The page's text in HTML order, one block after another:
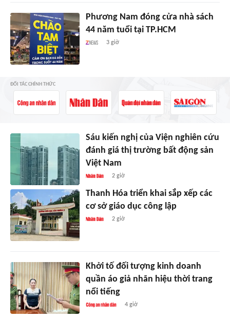
Phương Nam đóng cửa nhà sách
44 năm tuổi tại TP.HCM
3 giờ
ĐỐI TÁC CHÍNH THỨC
Sáu kiến nghị của Viện nghiên cứu
đánh giá thị trường bất động sản
Việt Nam
2 giờ
Thanh Hóa triển khai sắp xếp các
cơ sở giáo dục công lập
2 giờ
Khởi tố đối tượng kinh doanh
quần áo giả nhãn hiệu thời trang
nổi tiếng
4 giờ